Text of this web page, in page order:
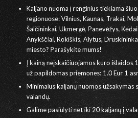
Kaljano nuoma į renginius tiekiama
regionuose: Vilnius, Kaunas, Trakai,
Šalčininkai, Ukmergė, Panevėžys,
Anykščiai, Rokiškis, Alytus,
miesto? Parašykite mums!
Į kainą neįskaičiuojamos kuro išlaidos
už papildomas priemones: 1.0 Eur 1
Minimalus kaljanų nuomos užsakymas
valandų.
Galime pasiūlyti net iki 20 kaljanų į